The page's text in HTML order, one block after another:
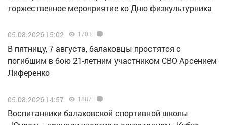
торжественное мероприятие ко Дню физкультурника
05.08.2026 15:02 1703
В пятницу, 7 августа, балаковцы простятся с
погибшим в бою 21-летним участником СВО Арсением
Лиференко
05.08.2026 14:57 1887
Воспитанники балаковской спортивной школы